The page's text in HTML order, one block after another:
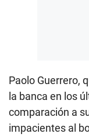
Paolo Guerrero,
la banca en los
comparación a
impacientes al